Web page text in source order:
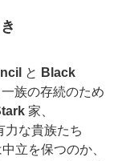
と Black
族の存続のため
家、
力な貴族たち
立を保つのか、